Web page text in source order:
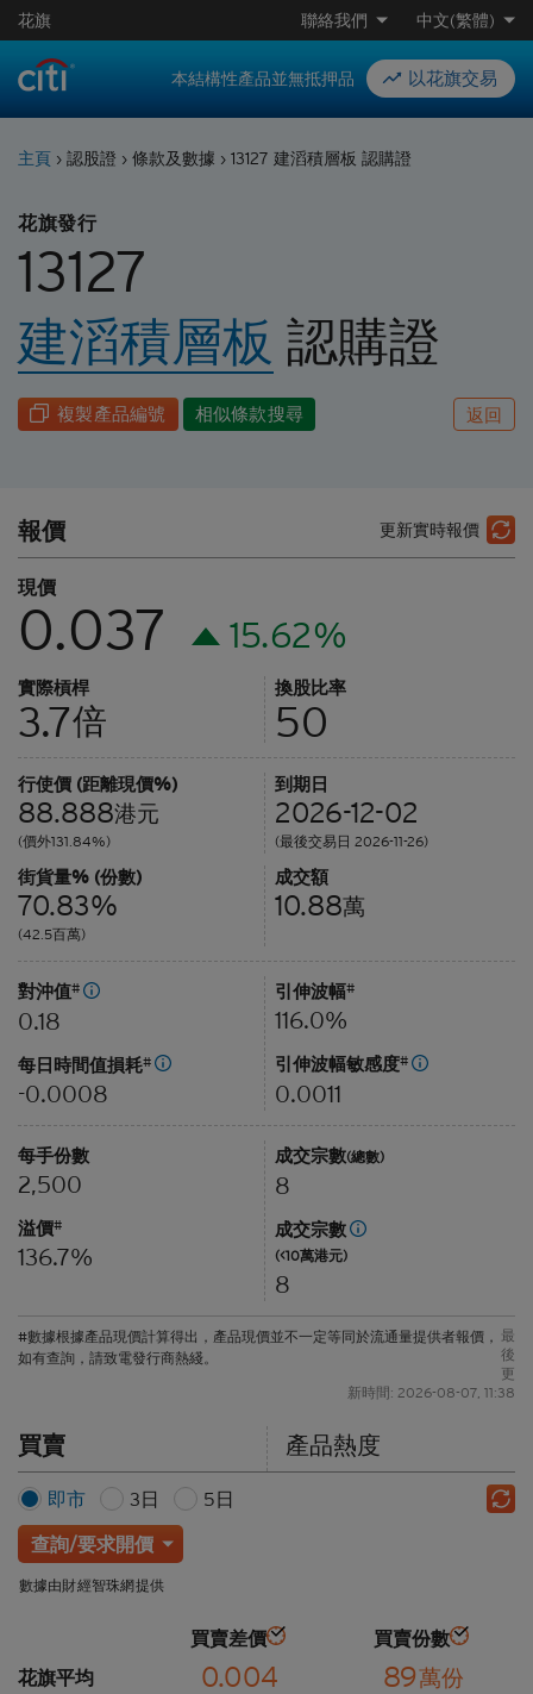
花旗 聯絡我們 中文(繁體)
本結構性產品並無抵押品 以花旗交易
主頁 › 認股證 › 條款及數據 › 13127 建滔積層板 認購證
花旗發行
13127
建滔積層板 認購證
複製產品編號 相似條款搜尋 返回
更新實時報價
報價
現價
0.037 15.62%
實際槓桿
3.7倍
換股比率
50
行使價 (距離現價%)
88.888港元
(價外131.84%)
到期日
2026-12-02
(最後交易日 2026-11-26)
街貨量% (份數)
70.83%
(42.5百萬)
成交額
10.88萬
對沖值#
0.18
每日時間值損耗#
-0.0008
引伸波幅#
116.0%
引伸波幅敏感度#
0.0011
每手份數
2,500
溢價#
136.7%
成交宗數(總數)
8
成交宗數
(<10萬港元)
8
#數據根據產品現價計算得出，產品現價並不一定等同於流通量提供者報價，
如有查詢，請致電發行商熱綫。
最
後
更
新時間: 2026-08-07, 11:38
買賣 產品熱度
即市 3日 5日
查詢/要求開價
數據由財經智珠網提供
買賣差價
買賣份數
花旗平均
0.004 89萬份